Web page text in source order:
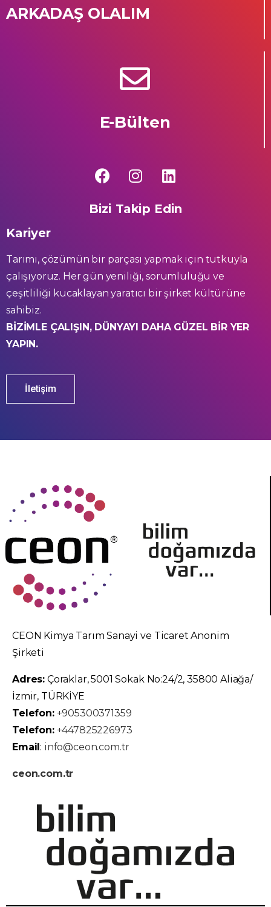
ARKADAŞ OLALIM
E-Bülten
Bizi Takip Edin
Kariyer
Tarımı, çözümün bir parçası yapmak için tutkuyla
çalışıyoruz. Her gün yeniliği, sorumluluğu ve
çeşitliliği kucaklayan yaratıcı bir şirket kültürüne
sahibiz.
BİZİMLE ÇALIŞIN, DÜNYAYI DAHA GÜZEL BİR YER
YAPIN.
İletişim
CEON Kimya Tarım Sanayi ve Ticaret Anonim
Şirketi
Adres: Çoraklar, 5001 Sokak No:24/2, 35800 Aliağa/
İzmir, TÜRKİYE
Telefon: +905300371359
Telefon: +447825226973
Email : info@ceon.com.tr
ceon.com.tr